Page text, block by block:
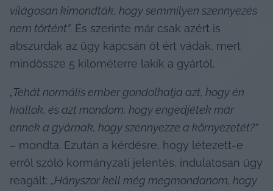
világosan kimondták, hogy semmilyen szennyezés
nem történt”. És szerinte már csak azért is
abszurdak az ügy kapcsán őt ért vádak, mert
mindössze 5 kilométerre lakik a gyártól.
„Tehát normális ember gondolhatja azt, hogy én
kiállok, és azt mondom, hogy engedjétek már
ennek a gyárnak, hogy szennyezze a környezetét?”
– mondta. Ezután a kérdésre, hogy létezett-e
erről szóló kormányzati jelentés, indulatosan úgy
reagált: „Hányszor kell még megmondanom, hogy